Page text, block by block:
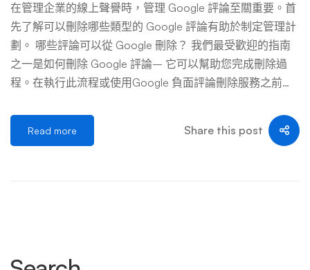
在管理企業的線上聲譽時，管理 Google 評論至關重要。首
先了解可以刪除哪些類型的 Google 評論有助於制定管理計
劃。 哪些評論可以從 Google 刪除？ 我們最受歡迎的指南
之一是如何刪除 Google 評論– 它可以幫助您完成刪除過
程。在執行此流程或使用Google 負面評論刪除服務之前，
管理這些評論和增強您企業的線上形象方面發揮著重要作
用。 並非所有評論都可以刪除，但 Google 有一套指南，用
Read more Share this post